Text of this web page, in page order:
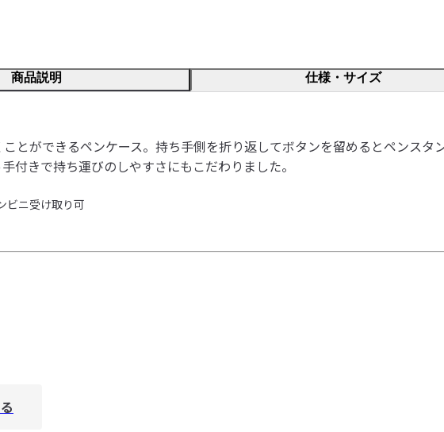
商品説明 仕様・サイズ
とができるペンケース。持ち手側を折り返してボタンを留めるとペンス
付きで持ち運びのしやすさにもこだわりました。
ビニ受け取り可